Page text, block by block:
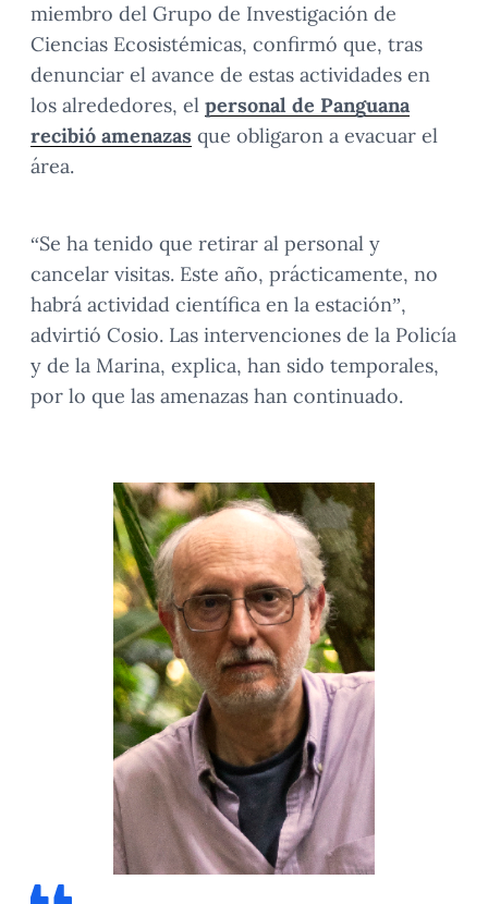
miembro del Grupo de Investigación de
Ciencias Ecosistémicas, confirmó que, tras
denunciar el avance de estas actividades en
los alrededores, el personal de Panguana
recibió amenazas que obligaron a evacuar el
área.
“Se ha tenido que retirar al personal y
cancelar visitas. Este año, prácticamente, no
habrá actividad científica en la estación”,
advirtió Cosio. Las intervenciones de la Policía
y de la Marina, explica, han sido temporales,
por lo que las amenazas han continuado.